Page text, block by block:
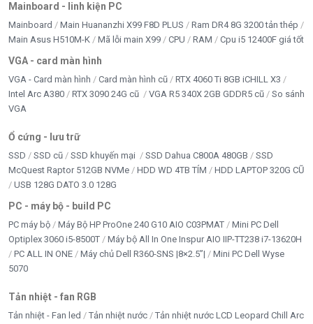
Mainboard - linh kiện PC
Mainboard Main Huananzhi X99 F8D PLUS
Ram DR4 8G 3200 tản thép
Main Asus H510M-K
Mã lỗi main X99 CPU RAM Cpu i5 12400F giá tốt
VGA - card màn hình
VGA - Card màn hình Card màn hình cũ
RTX 4060 Ti 8GB iCHILL X3
Intel Arc A380
RTX 3090 24G cũ VGA R5 340X 2GB GDDR5 cũ
So sánh
VGA
Ổ cứng - lưu trữ
SSD SSD cũ SSD khuyến mại SSD Dahua C800A 480GB
SSD
McQuest Raptor 512GB NVMe
HDD WD 4TB TÍM
HDD LAPTOP 320G CŨ
USB 128G DATO 3.0 128G
PC - máy bộ - build PC
PC máy bộ Máy Bộ HP ProOne 240 G10 AIO C03PMAT
Mini PC Dell
Optiplex 3060 i5-8500T
Máy bộ All In One Inspur AIO IIP-TT238 i7-13620H
PC ALL IN ONE
Máy chủ Dell R360-SNS |8×2.5”|
Mini PC Dell Wyse
5070
Tản nhiệt - fan RGB
Tản nhiệt - Fan led Tản nhiệt nước
Tản nhiệt nước LCD Leopard Chill Arc